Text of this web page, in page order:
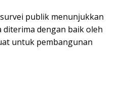
publik menunjukkan
diterima dengan baik oleh
untuk pembangunan